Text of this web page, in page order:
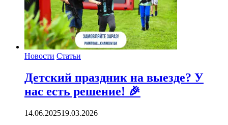
Новости Статьи
Детский праздник на выезде? У
нас есть решение! 🎉
14.06.202519.03.2026